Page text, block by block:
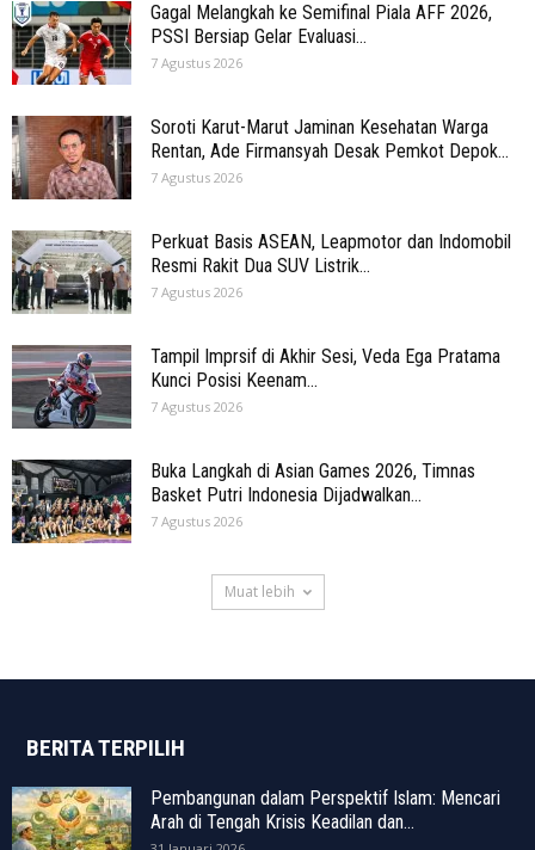
Gagal Melangkah ke Semifinal Piala AFF 2026,
PSSI Bersiap Gelar Evaluasi...
7 Agustus 2026
Soroti Karut-Marut Jaminan Kesehatan Warga
Rentan, Ade Firmansyah Desak Pemkot Depok...
7 Agustus 2026
Perkuat Basis ASEAN, Leapmotor dan Indomobil
Resmi Rakit Dua SUV Listrik...
7 Agustus 2026
Tampil Imprsif di Akhir Sesi, Veda Ega Pratama
Kunci Posisi Keenam...
7 Agustus 2026
Buka Langkah di Asian Games 2026, Timnas
Basket Putri Indonesia Dijadwalkan...
7 Agustus 2026
Muat lebih
BERITA TERPILIH
Pembangunan dalam Perspektif Islam: Mencari
Arah di Tengah Krisis Keadilan dan...